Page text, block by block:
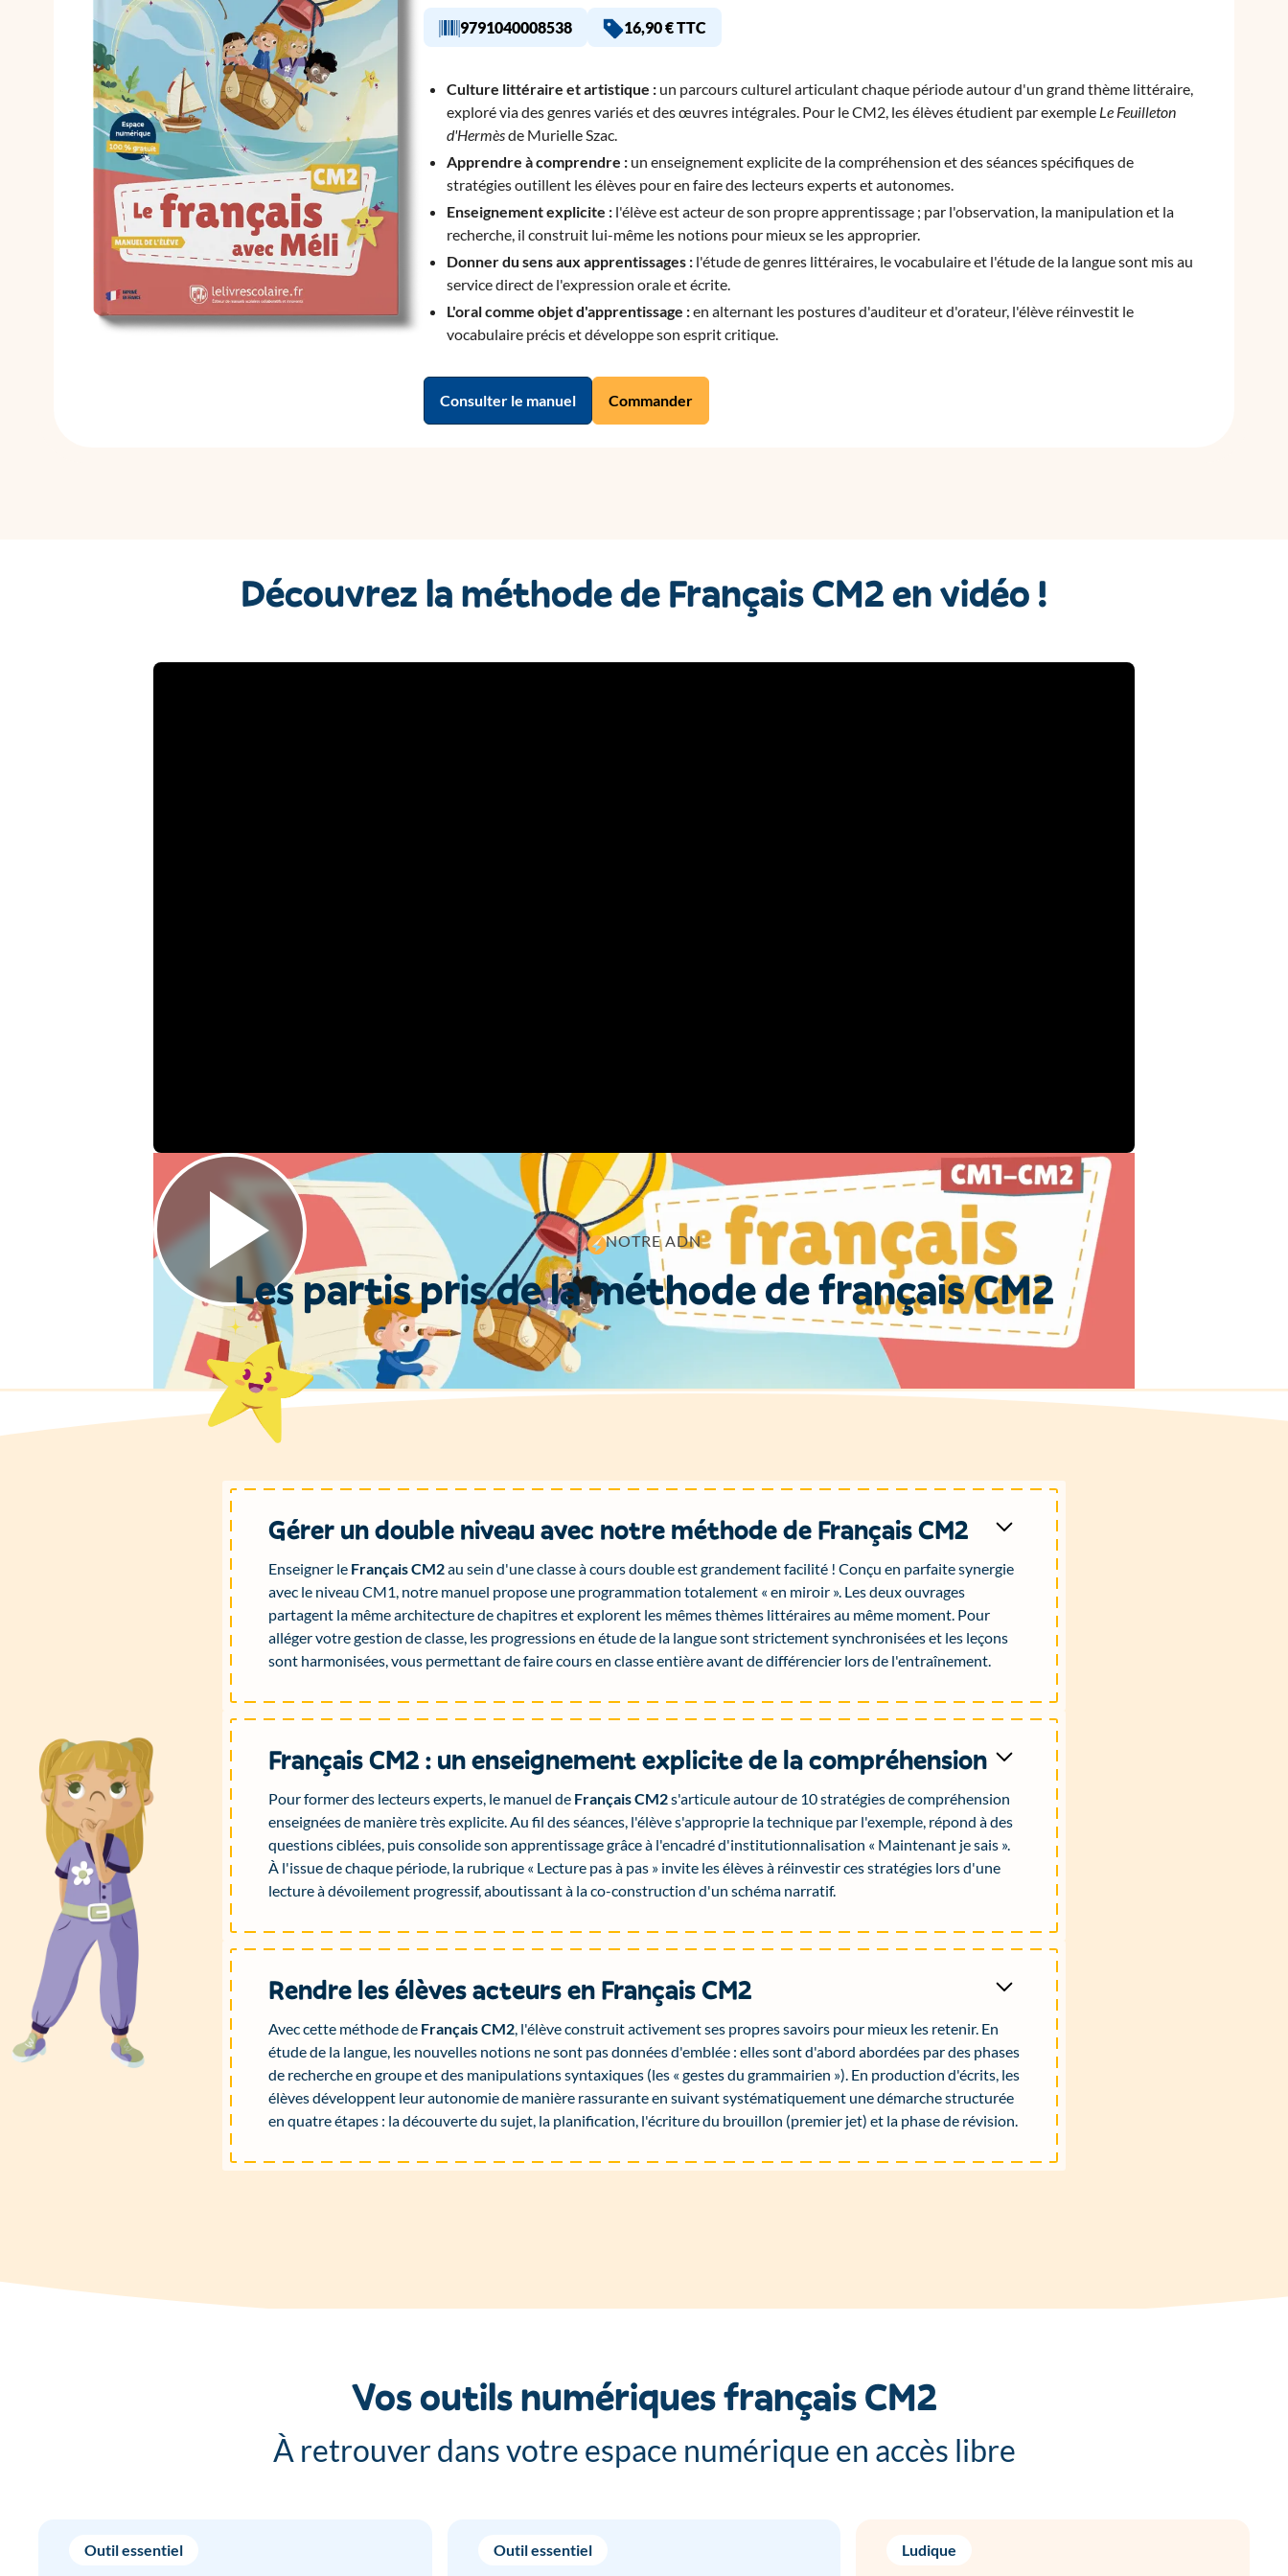
9791040008538 16,90 € TTC
Culture littéraire et artistique : un parcours culturel articulant chaque période autour d'un grand thème littéraire,
exploré via des genres variés et des œuvres intégrales. Pour le CM2, les élèves étudient par exemple Le Feuilleton
d'Hermèsde Murielle Szac.
Apprendre à comprendre : un enseignement explicite de la compréhension et des séances spécifiques de
stratégies outillent les élèves pour en faire des lecteurs experts et autonomes.
Enseignement explicite :l'élève est acteur de son propre apprentissage ; par l'observation, la manipulation et la
recherche, il construit lui-même les notions pour mieux se les approprier.
Donner du sens aux apprentissages : l'étude de genres littéraires, le vocabulaire et l'étude de la langue sont mis au
service direct de l'expression orale et écrite.
L'oral comme objet d'apprentissage :en alternant les postures d'auditeur et d'orateur, l'élève réinvestit le
vocabulaire précis et développe son esprit critique.
Consulter le manuel Commander
Découvrez la méthode de Français CM2 en vidéo !
NOTRE ADN
LespartisprisdelaméthodedefrançaisCM2
Gérer un double niveau avec notre méthode de Français CM2
Enseigner le Français CM2au sein d'une classe à cours double est grandement facilité ! Conçu en parfaite synergie
avec le niveau CM1, notre manuel propose une programmation totalement « en miroir ». Les deux ouvrages
partagent la même architecture de chapitres et explorent les mêmes thèmes littéraires au même moment. Pour
alléger votre gestion de classe, les progressions en étude de la langue sont strictement synchronisées et les leçons
sont harmonisées, vous permettant de faire cours en classe entière avant de différencier lors de l'entraînement.
Français CM2 : un enseignement explicite de la compréhension
Pour former des lecteurs experts, le manuel de Français CM2s'articule autour de 10 stratégies de compréhension
enseignées de manière très explicite. Au fil des séances, l'élève s'approprie la technique par l'exemple, répond à des
questions ciblées, puis consolide son apprentissage grâce à l'encadré d'institutionnalisation « Maintenant je sais ».
À l'issue de chaque période, la rubrique « Lecture pas à pas » invite les élèves à réinvestir ces stratégies lors d'une
lecture à dévoilement progressif, aboutissant à la co-construction d'un schéma narratif.
Rendre les élèves acteurs en Français CM2
Avec cette méthode de Français CM2, l'élève construit activement ses propres savoirs pour mieux les retenir. En
étude de la langue, les nouvelles notions ne sont pas données d'emblée : elles sont d'abord abordées par des phases
de recherche en groupe et des manipulations syntaxiques (les « gestes du grammairien »). En production d'écrits, les
élèves développent leur autonomie de manière rassurante en suivant systématiquement une démarche structurée
en quatre étapes : la découverte du sujet, la planification, l'écriture du brouillon (premier jet) et la phase de révision.
Vos outils numériques français CM2
À retrouver dans votre espace numérique en accès libre
Outil essentiel Outil essentiel Ludique